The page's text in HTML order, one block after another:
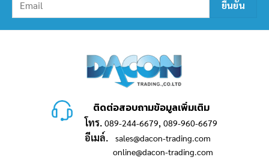
ติดต่อสอบถามข้อมูลเพิ่มเติม
โทร. 089-244-6679, 089-960-6679
อีเมล์.
sales@dacon-trading.com
online@dacon-trading.com